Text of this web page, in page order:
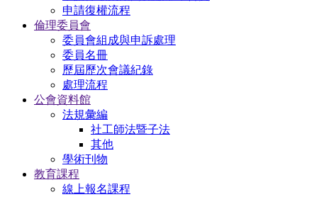
申請復權流程
倫理委員會
委員會組成與申訴處理
委員名冊
歷屆歷次會議紀錄
處理流程
公會資料館
法規彙編
社工師法暨子法
其他
學術刊物
教育課程
線上報名課程